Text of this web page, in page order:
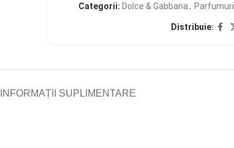
Categorii: Dolce & Gabbana, Parfumuri
Distribuie:
INFORMAȚII SUPLIMENTARE